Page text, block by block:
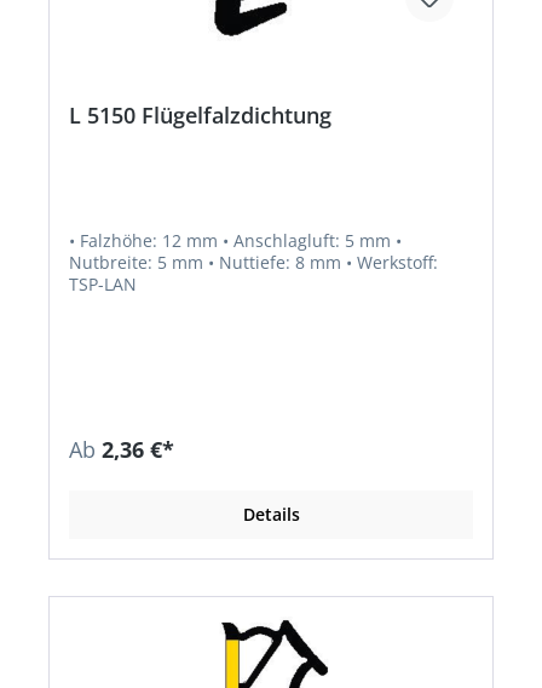
L 5150 Flügelfalzdichtung
• Falzhöhe: 12 mm • Anschlagluft: 5 mm •
Nutbreite: 5 mm • Nuttiefe: 8 mm • Werkstoff:
TSP-LAN
Ab 2,36 €*
Details